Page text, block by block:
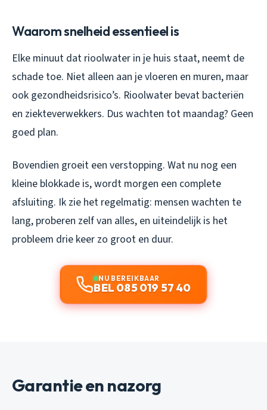
Waarom snelheid essentieel is
Elke minuut dat rioolwater in je huis staat, neemt de
schade toe. Niet alleen aan je vloeren en muren, maar
ook gezondheidsrisico’s. Rioolwater bevat bacteriën
en ziekteverwekkers. Dus wachten tot maandag? Geen
goed plan.
Bovendien groeit een verstopping. Wat nu nog een
kleine blokkade is, wordt morgen een complete
afsluiting. Ik zie het regelmatig: mensen wachten te
lang, proberen zelf van alles, en uiteindelijk is het
probleem drie keer zo groot en duur.
NU BEREIKBAAR
BEL 085 019 57 40
Garantie en nazorg